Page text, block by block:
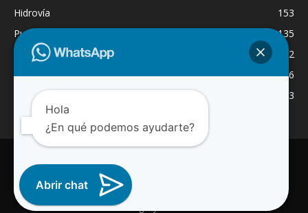
Hidrovía
153
Puertos
135
Economía
132
Nacionales
126
Dragado
123
LOGISTICA
INTERNACIONAL
© 2025 Paraguay Fluvial Noticias
Hola
¿En qué podemos ayudarte?
Abrir chat